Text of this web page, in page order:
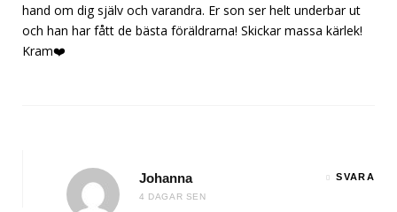
hand om dig själv och varandra. Er son ser helt underbar ut
och han har fått de bästa föräldrarna! Skickar massa kärlek!
Kram❤️
Johanna
4 DAGAR SEN
SVARA